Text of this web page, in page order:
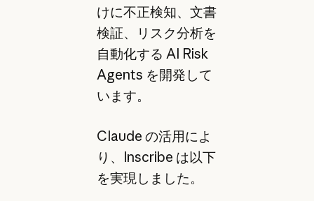
けに不正検知、文書
検証、リスク分析を
自動化する AI Risk
Agents を開発して
います。
Claude の活用によ
り、Inscribe は以下
を実現しました。